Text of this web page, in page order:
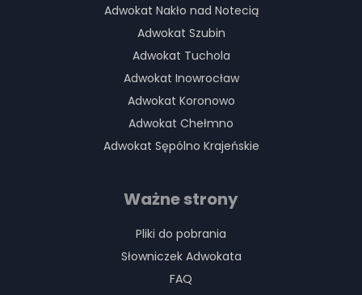
Adwokat Nakło nad Notecią
Adwokat Szubin
Adwokat Tuchola
Adwokat Inowrocław
Adwokat Koronowo
Adwokat Chełmno
Adwokat Sępólno Krajeńskie
Ważne strony
Pliki do pobrania
Słowniczek Adwokata
FAQ